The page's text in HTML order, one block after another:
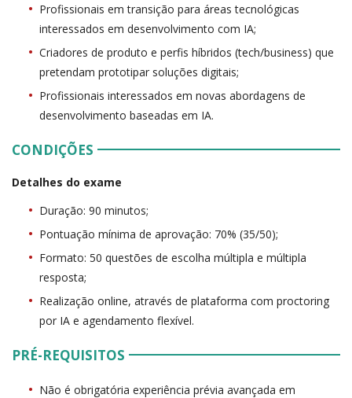
Profissionais em transição para áreas tecnológicas
interessados em desenvolvimento com IA;
Criadores de produto e perfis híbridos (tech/business) que
pretendam prototipar soluções digitais;
Profissionais interessados em novas abordagens de
desenvolvimento baseadas em IA.
CONDIÇÕES
Detalhes do exame
Duração: 90 minutos;
Pontuação mínima de aprovação: 70% (35/50);
Formato: 50 questões de escolha múltipla e múltipla
resposta;
Realização online, através de plataforma com proctoring
por IA e agendamento flexível.
PRÉ-REQUISITOS
Não é obrigatória experiência prévia avançada em